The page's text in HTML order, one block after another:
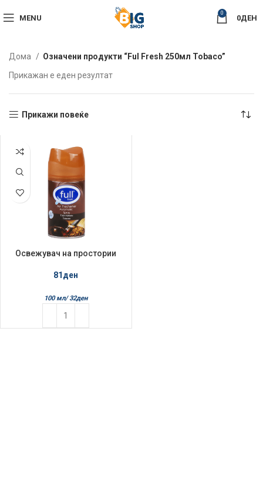
MENU
0
0ДЕН
Дома
Означени продукти “Ful Fresh 250мл Tobaco”
Прикажан е еден резултат
Прикажи повеќе
Освежувач на простории
81ден
100 мл/ 32ден